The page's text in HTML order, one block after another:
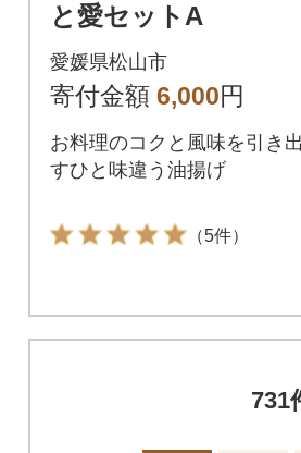
と愛セットA
愛媛県松山市
寄付金額 6,000円
お料理のコクと風味を引き出
すひと味違う油揚げ
（5件）
731